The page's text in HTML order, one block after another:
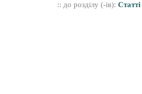
:: до розділу (-ів):Статті